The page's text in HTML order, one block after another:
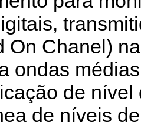
On Chanel)
ondas
de nível
de níveis